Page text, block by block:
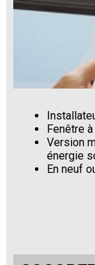
Fenêtre
Version
énergie
En neuf